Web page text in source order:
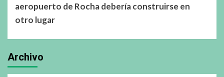
aeropuerto de Rocha debería construirse en
otro lugar
Archivo